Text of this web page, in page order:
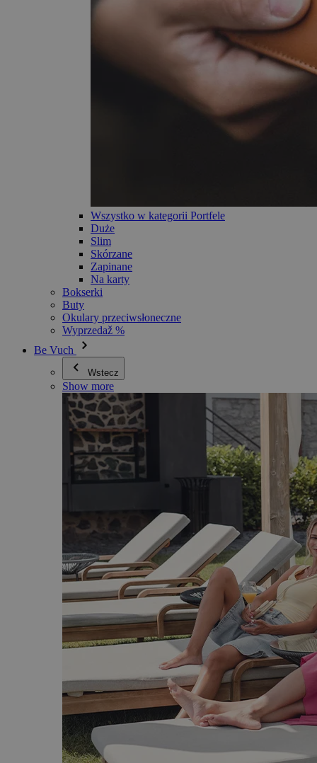
Wszystko w kategorii Portfele
Duże
Slim
Skórzane
Zapinane
Na karty
Bokserki
Buty
Okulary przeciwsłoneczne
Wyprzedaž %
Be Vuch
Wstecz
Show more